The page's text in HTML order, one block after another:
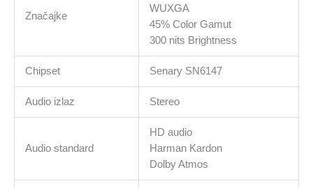
Značajke
WUXGA
45% Color Gamut
300 nits Brightness
Chipset Senary SN6147
Audio izlaz Stereo
Audio standard
HD audio
Harman Kardon
Dolby Atmos